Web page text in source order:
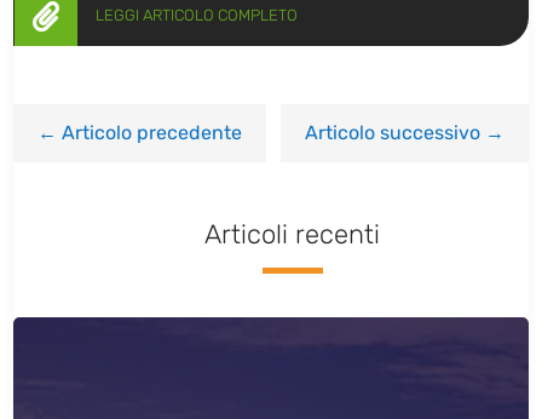
 LEGGI ARTICOLO COMPLETO
←Articolo precedente Articolo successivo→
Articoli recenti